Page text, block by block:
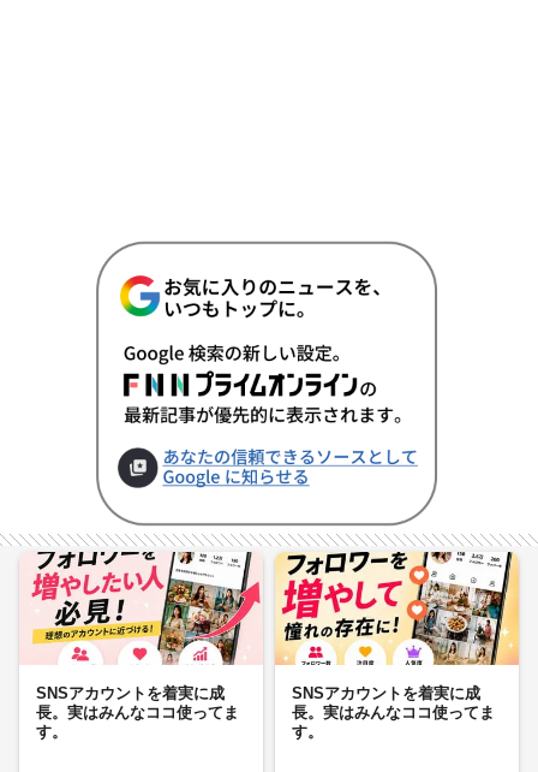
SNSアカウントを着実に成
長。実はみんなココ使ってま
す。
SNSアカウントを着実に成
長。実はみんなココ使ってま
す。